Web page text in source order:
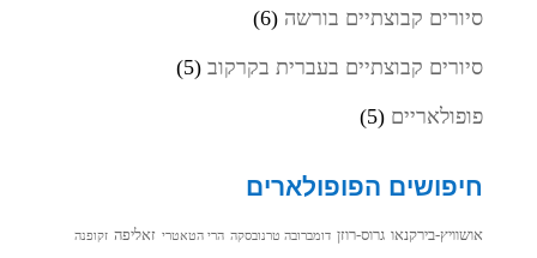
סיורים קבוצתיים בורשה (6)
סיורים קבוצתיים בעברית בקרקוב (5)
פופולאריים (5)
חיפושים הפופולארים
אושוויץ-בירקנאו גרוס-רוזן דומברובה טרנובסקה הרי הטאטרי זאליפה זקופנה